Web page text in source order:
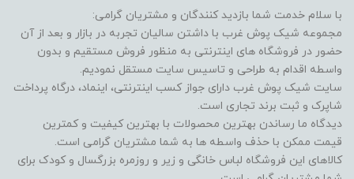
با سلام خدمت شما بازدید کنندگان و مشتریان گرامی:
مجموعه شیک پوش غرب با داشتن سالیان تجربه در بازار و بعد از آن
حضور در فروشگاه های اینترنتی به منظور فروش مستقیم و بدون
واسطه اقدام به طراحی و تاسیس سایت مستقل نمودیم.
سایت شیک پوش غرب دارای جواز کسب اینترنتی، اینماد، درگاه پرداخت
شاپرک و ثبت برند تجاری است.
دیدگاه ما رساندن بهترین محصولات با بهترین کیفیت و کمترین
قیمت ممکن با حذف واسطه ها به شما مشتریان گرامی است.
کالاهای این فروشگاه لباس خانگی و زیر و روزمره بزرگسال و کودک برای